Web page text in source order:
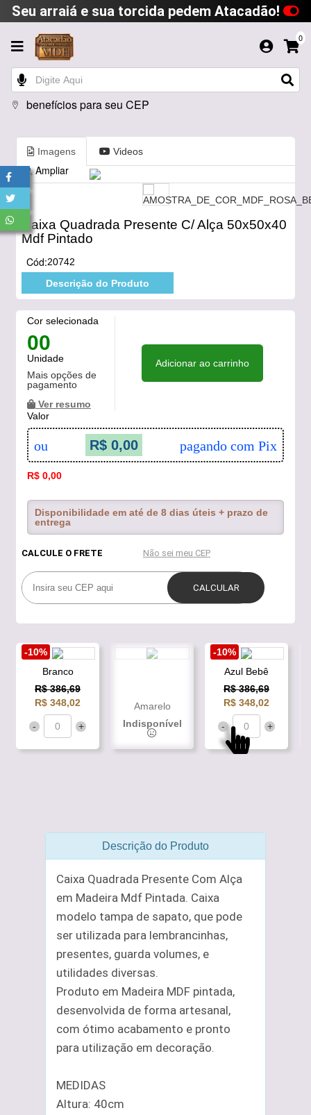
Seu arraiá e sua torcida pedem Atacadão!
0
benefícios para seu CEP
Imagens Videos
Ampliar
Caixa Quadrada Presente C/ Alça 50x50x40
Mdf Pintado
Cód:20742
Descrição do Produto
Cor selecionada
00
Unidade
Mais opções de
pagamento
Ver resumo
Adicionar ao carrinho
Valor
ou R$ 0,00 pagando com Pix
R$ 0,00
Disponibilidade em até de 8 dias úteis + prazo de
entrega
Branco
R$ 386,69
R$ 348,02
- +
-10%
Amarelo
Indisponível
Azul Bebê
R$ 386,69
R$ 348,02
- +
-10%
Descrição do Produto
Caixa Quadrada Presente Com Alça
em Madeira Mdf Pintada. Caixa
modelo tampa de sapato, que pode
ser utilizada para lembrancinhas,
presentes, guarda volumes, e
utilidades diversas.
Produto em Madeira MDF pintada,
desenvolvida de forma artesanal,
com ótimo acabamento e pronto
para utilização em decoração.
MEDIDAS
Altura: 40cm